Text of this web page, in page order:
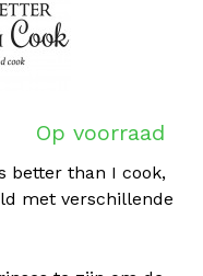
Op voorraad
better than I cook,
met verschillende